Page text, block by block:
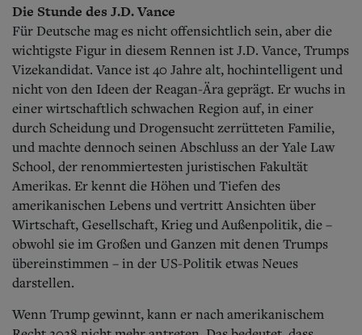
Die Stunde des J.D. Vance
Für Deutsche mag es nicht offensichtlich sein, aber die
wichtigste Figur in diesem Rennen ist J.D. Vance, Trumps
Vizekandidat. Vance ist 40 Jahre alt, hochintelligent und
nicht von den Ideen der Reagan-Ära geprägt. Er wuchs in
einer wirtschaftlich schwachen Region auf, in einer
durch Scheidung und Drogensucht zerrütteten Familie,
und machte dennoch seinen Abschluss an der Yale Law
School, der renommiertesten juristischen Fakultät
Amerikas. Er kennt die Höhen und Tiefen des
amerikanischen Lebens und vertritt Ansichten über
Wirtschaft, Gesellschaft, Krieg und Außenpolitik, die –
obwohl sie im Großen und Ganzen mit denen Trumps
übereinstimmen – in der US-Politik etwas Neues
darstellen.
Wenn Trump gewinnt, kann er nach amerikanischem